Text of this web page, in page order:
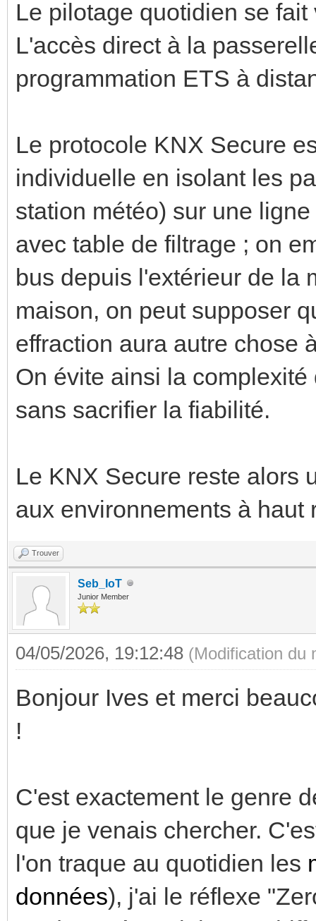
Le pilotage quotidien se
L'accès direct à la
programmation ETS à
Le protocole KNX Secure
individuelle en isolant les
station météo) sur une
avec table de filtrage ; on
bus depuis l'extérieur de la
maison, on peut supposer
effraction aura autre chose
On évite ainsi la
sans sacrifier la fiabilité.
Le KNX Secure reste alors
aux environnements à
Trouver
Seb_IoT
Junior Member
04/05/2026, 19:12:48 (Modification du
Bonjour Ives et merci
!
C'est exactement le genre
que je venais chercher.
l'on traque au quotidien les
données), j'ai le réflexe